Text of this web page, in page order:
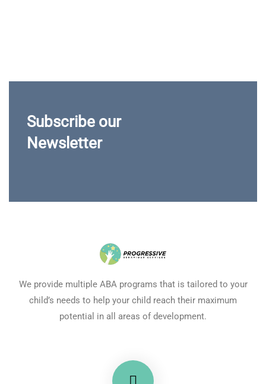
Subscribe our
Newsletter
We provide multiple ABA programs that is tailored to your
child’s needs to help your child reach their maximum
potential in all areas of development.